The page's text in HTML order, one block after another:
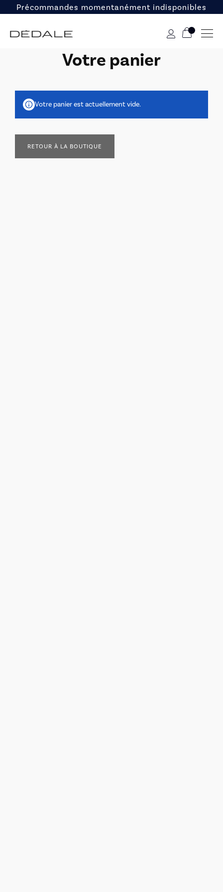
Précommandes momentanément indisponibles
Votre panier
Votre panier est actuellement vide.
RETOUR À LA BOUTIQUE